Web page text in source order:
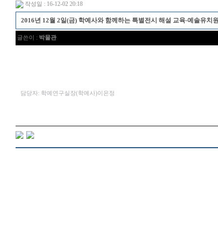
작성일 : 16-12-02 20:18
2016년 12월 2일(금) 학예사와 함께하는 특별전시 해설 교육-예솔유치
글쓴이 : 박물관
담당자: 학예연구실장(학예사)이은정